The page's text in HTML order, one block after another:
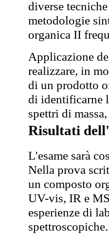
diverse
metodologie
organica II
Applicazione
realizzare, in
di un prodotto
di identificarne
spettri di
Risultati
L'esame sarà
Nella prova
un composto
UV-vis, IR e
esperienze di
spettroscopiche.